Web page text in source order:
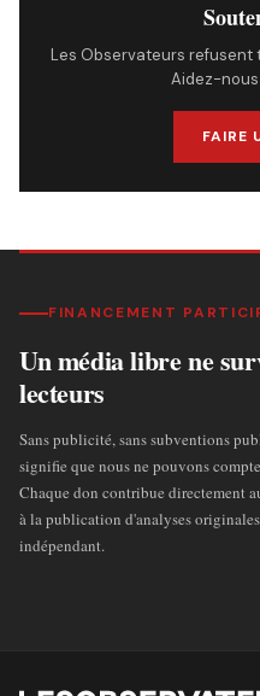
Les Observateurs
Aidez-
FAIRE
FINANCEMENT
Un média libre ne
lecteurs
Sans publicité, sans subventions
signifie que nous ne pouvons
Chaque don contribue directement
à la publication d'analyses
indépendant.